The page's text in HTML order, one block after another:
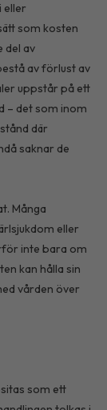
eller
som kosten
del av
av förlust av
uppstår på ett
– det som inom
där
saknar de
Många
eller
inte bara om
kan hålla sin
vården över
som ett